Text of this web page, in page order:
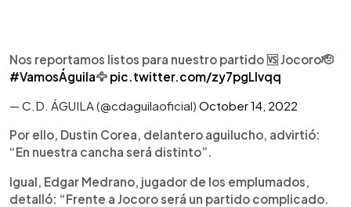
Nos reportamos listos para nuestro partido 🆚 Jocoro🫡
#VamosÁguila🦅 pic.twitter.com/zy7pgLIvqq
— C.D. ÁGUILA (@cdaguilaoficial) October 14, 2022
Por ello, Dustin Corea, delantero aguilucho, advirtió:
“En nuestra cancha será distinto”.
Igual, Edgar Medrano, jugador de los emplumados,
detalló: “Frente a Jocoro será un partido complicado.